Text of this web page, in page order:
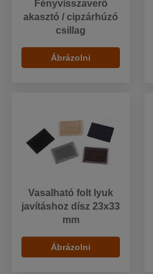
Fényvisszaverő
akasztó / cipzárhúzó
csillag
Ábrázolni
Vasalható folt lyuk
javításhoz dísz 23x33
mm
Ábrázolni